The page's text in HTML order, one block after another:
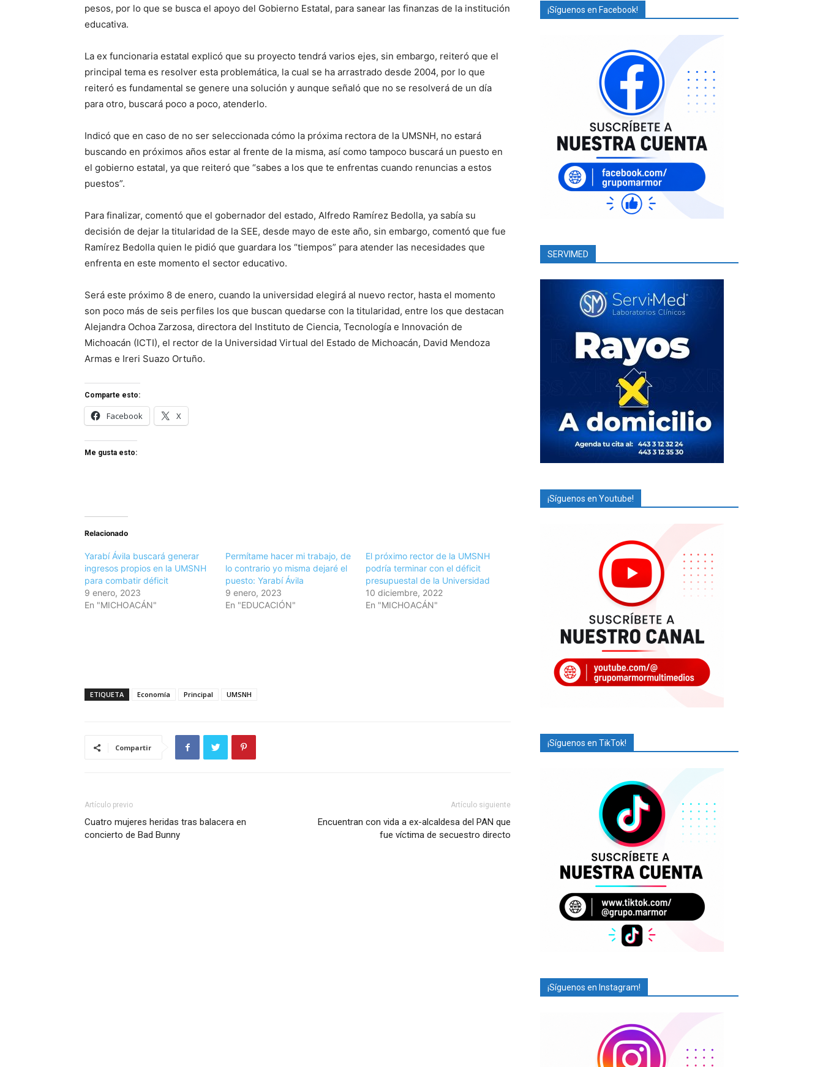
pesos, por lo que se busca el apoyo del Gobierno Estatal, para sanear las finanzas de la institución
educativa.
La ex funcionaria estatal explicó que su proyecto tendrá varios ejes, sin embargo, reiteró que el
principal tema es resolver esta problemática, la cual se ha arrastrado desde 2004, por lo que
reiteró es fundamental se genere una solución y aunque señaló que no se resolverá de un día
para otro, buscará poco a poco, atenderlo.
Indicó que en caso de no ser seleccionada cómo la próxima rectora de la UMSNH, no estará
buscando en próximos años estar al frente de la misma, así como tampoco buscará un puesto en
el gobierno estatal, ya que reiteró que “sabes a los que te enfrentas cuando renuncias a estos
puestos”.
Para finalizar, comentó que el gobernador del estado, Alfredo Ramírez Bedolla, ya sabía su
decisión de dejar la titularidad de la SEE, desde mayo de este año, sin embargo, comentó que fue
Ramírez Bedolla quien le pidió que guardara los “tiempos” para atender las necesidades que
enfrenta en este momento el sector educativo.
Será este próximo 8 de enero, cuando la universidad elegirá al nuevo rector, hasta el momento
son poco más de seis perfiles los que buscan quedarse con la titularidad, entre los que destacan
Alejandra Ochoa Zarzosa, directora del Instituto de Ciencia, Tecnología e Innovación de
Michoacán (ICTI), el rector de la Universidad Virtual del Estado de Michoacán, David Mendoza
Armas e Ireri Suazo Ortuño.
Comparte esto:
Facebook X
Me gusta esto:
Relacionado
Yarabí Ávila buscará generar
ingresos propios en la UMSNH
para combatir déficit
9 enero, 2023
En "MICHOACÁN"
Permítame hacer mi trabajo, de
lo contrario yo misma dejaré el
puesto: Yarabí Ávila
9 enero, 2023
En "EDUCACIÓN"
El próximo rector de la UMSNH
podría terminar con el déficit
presupuestal de la Universidad
10 diciembre, 2022
En "MICHOACÁN"
ETIQUETA Economía Principal UMSNH
Compartir
Artículo previo
Cuatro mujeres heridas tras balacera en
concierto de Bad Bunny
Artículo siguiente
Encuentran con vida a ex-alcaldesa del PAN que
fue víctima de secuestro directo
¡Síguenos en Facebook!
SERVIMED
¡Síguenos en Youtube!
¡Síguenos en TikTok!
¡Síguenos en Instagram!